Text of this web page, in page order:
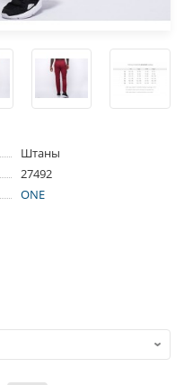
Штаны
27492
ONE